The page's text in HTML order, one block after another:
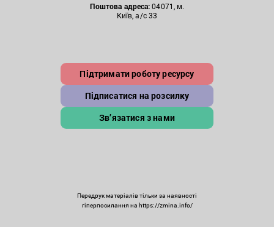
Поштова адреса:04071, м.
Київ, а/с 33
Підтримати роботу ресурсу
Підписатися на розсилку
Зв’язатися з нами
Передрук матеріалів тільки за наявності
гіперпосилання на https://zmina.info/